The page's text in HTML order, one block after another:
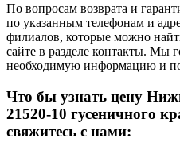
По вопросам возврата и
по указанным телефонам и
филиалов, которые можно
сайте в разделе контакты. Мы
необходимую информацию и
Что бы узнать цену
21520-10 гусеничного
свяжитесь с нами: